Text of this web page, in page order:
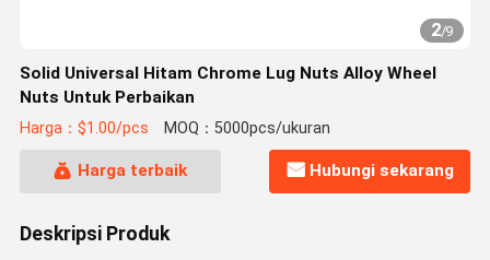
2/9
Solid Universal Hitam Chrome Lug Nuts Alloy Wheel
Nuts Untuk Perbaikan
Harga：$1.00/pcs MOQ：5000pcs/ukuran
Harga terbaik Hubungi sekarang
Deskripsi Produk